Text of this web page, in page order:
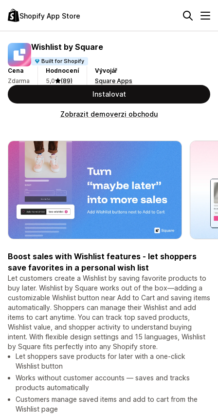
Shopify App Store
Wishlist by Square
Built for Shopify
Cena
Zdarma
Hodnocení
5,0
(89)
Vývojář
Square Apps
Instalovat
Zobrazit demoverzi obchodu
Boost sales with Wishlist features - let shoppers
save favorites in a personal wish list
Let customers create a Wishlist by saving favorite products to
buy later. Wishlist by Square works out of the box—adding a
customizable Wishlist button near Add to Cart and saving items
automatically. Shoppers can manage their Wishlist and add
items to cart anytime. You can track top saved products,
Wishlist value, and shopper activity to understand buying
intent. With flexible design settings and 15 languages, Wishlist
by Square fits perfectly into any Shopify store.
Let shoppers save products for later with a one-click
Wishlist button
Works without customer accounts — saves and tracks
products automatically
Customers manage saved items and add to cart from the
Wishlist page